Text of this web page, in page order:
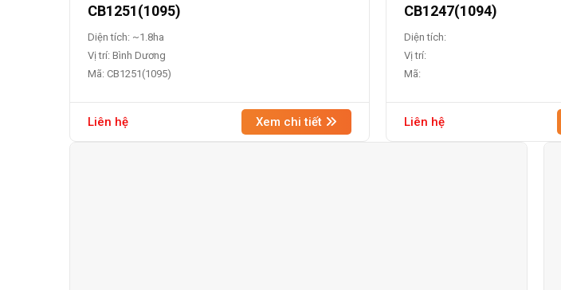
CB1251(1095)
Diện tích: ~1.8ha
Vị trí: Bình Dương
Mã: CB1251(1095)
Liên hệ Xem chi tiết
CB1247(1094)
Diện tích:
Vị trí:
Mã:
Liên hệ